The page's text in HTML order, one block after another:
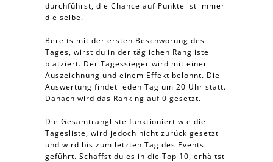
durchführst, die Chance auf Punkte ist immer
die selbe.
Bereits mit der ersten Beschwörung des
Tages, wirst du in der täglichen Rangliste
platziert. Der Tagessieger wird mit einer
Auszeichnung und einem Effekt belohnt. Die
Auswertung findet jeden Tag um 20 Uhr statt.
Danach wird das Ranking auf 0 gesetzt.
Die Gesamtrangliste funktioniert wie die
Tagesliste, wird jedoch nicht zurück gesetzt
und wird bis zum letzten Tag des Events
geführt. Schaffst du es in die Top 10, erhältst